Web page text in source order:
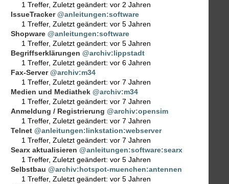
1 Treffer, Zuletzt geändert: vor 2 Jahren
IssueTracker @anleitungen:software
1 Treffer, Zuletzt geändert: vor 5 Jahren
Shopware @anleitungen:software
1 Treffer, Zuletzt geändert: vor 5 Jahren
Begriffserklärungen @archiv:lippstadt
1 Treffer, Zuletzt geändert: vor 6 Jahren
Fax-Server @archiv:m34
1 Treffer, Zuletzt geändert: vor 7 Jahren
Medien und Mediathek @archiv:m34
1 Treffer, Zuletzt geändert: vor 7 Jahren
Anmeldung / Registrierung @archiv:opensim
1 Treffer, Zuletzt geändert: vor 7 Jahren
Telnet @anleitungen:linkstation:webserver
1 Treffer, Zuletzt geändert: vor 7 Jahren
Searx aktualisieren @anleitungen:software:searx
1 Treffer, Zuletzt geändert: vor 5 Jahren
Selbstbau @archiv:hotspot-muenchen:antennen
1 Treffer, Zuletzt geändert: vor 5 Jahren